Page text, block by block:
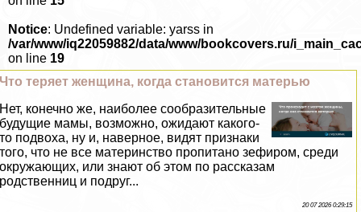
Notice: Undefined variable: yarss in
/var/www/iq22059882/data/www/bookcovers.ru/
on line 19
Что теряет женщина, когда становится матерью
Нет, конечно же, наиболее сообразительные
будущие мамы, возможно, ожидают какого-
то подвоха, ну и, наверное, видят признаки
того, что не все материнство пропитано зефиром, среди
окружающих, или знают об этом по рассказам
родственниц и подруг...
20 07 2026 0:29:15